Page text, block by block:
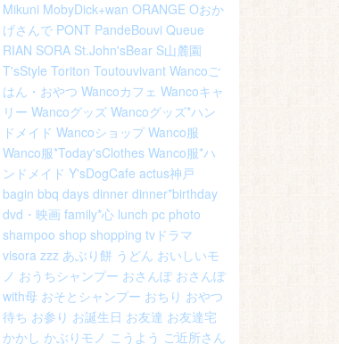
Mikuni MobyDick+wan ORANGE Oおか
げさんで PONT PandeBouvi Queue
RIAN SORA St.John'sBear S山麓園
T'sStyle Toriton Toutouvivant Wancoご
はん・おやつ Wancoカフェ Wancoキャ
リー Wancoグッズ Wancoグッズ*ハン
ドメイド Wancoショップ Wanco服
Wanco服*Today'sClothes Wanco服*ハ
ンドメイド Y'sDogCafe actus神戸
bagin bbq days dinner dinner*birthday
dvd・映画 family*心 lunch pc photo
shampoo shop shopping tvドラマ
visora zzz あぶり餅 うどん おいしいモ
ノ おうちシャンプー おさんぽ おさんぽ
with母 おそとシャンプー おちり おやつ
待ち お参り お誕生日 お友達 お友達宅
かかし かぶりモノ こうよう ご近所さん